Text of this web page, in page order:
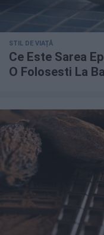
STIL DE VIAȚĂ
Ce Este Sarea
O Folosesti La